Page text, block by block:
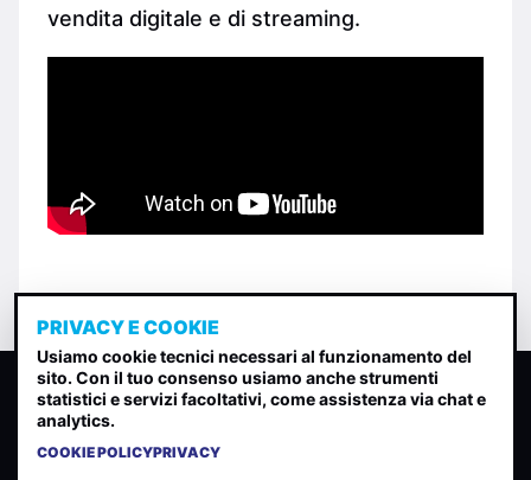
vendita digitale e di streaming.
CLASSIFICA INDIE
Classifica per indice di gradimento generata dall analisi di
PRIVACY E COOKIE
Usiamo cookie tecnici necessari al funzionamento del
sito. Con il tuo consenso usiamo anche strumenti
statistici e servizi facoltativi, come assistenza via chat e
analytics.
COOKIE POLICYPRIVACY